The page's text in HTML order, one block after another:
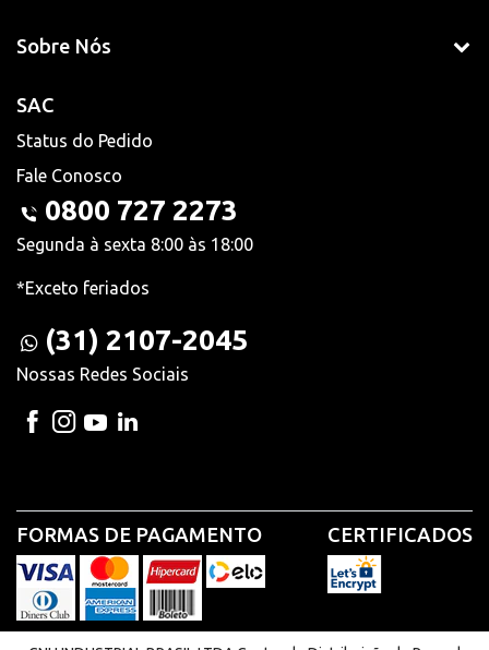
Sobre Nós
SAC
Status do Pedido
Fale Conosco
0800 727 2273
Segunda à sexta 8:00 às 18:00
*Exceto feriados
(31) 2107-2045
Nossas Redes Sociais
FORMAS DE PAGAMENTO CERTIFICADOS